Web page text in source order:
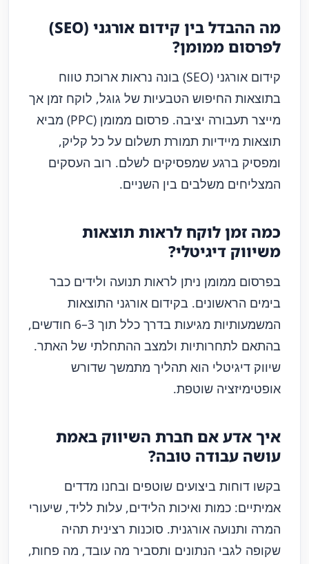
מה ההבדל בין קידום אורגני (SEO)
לפרסום ממומן?
קידום אורגני (SEO) בונה נראות ארוכת טווח
בתוצאות החיפוש הטבעיות של גוגל, לוקח זמן אך
מייצר תעבורה יציבה. פרסום ממומן (PPC) מביא
תוצאות מיידיות תמורת תשלום על כל קליק,
ומפסיק ברגע שמפסיקים לשלם. רוב העסקים
המצליחים משלבים בין השניים.
כמה זמן לוקח לראות תוצאות
משיווק דיגיטלי?
בפרסום ממומן ניתן לראות תנועה ולידים כבר
בימים הראשונים. בקידום אורגני התוצאות
המשמעותיות מגיעות בדרך כלל תוך 3–6 חודשים,
בהתאם לתחרותיות ולמצב ההתחלתי של האתר.
שיווק דיגיטלי הוא תהליך מתמשך שדורש
אופטימיזציה שוטפת.
איך אדע אם חברת השיווק באמת
עושה עבודה טובה?
בקשו דוחות ביצועים שוטפים ובחנו מדדים
אמיתיים: כמות ואיכות הלידים, עלות לליד, שיעורי
המרה ותנועה אורגנית. סוכנות רצינית תהיה
שקופה לגבי הנתונים ותסביר מה עובד, מה פחות,